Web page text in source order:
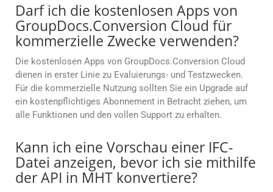
Darf ich die kostenlosen Apps von
GroupDocs.Conversion Cloud für
kommerzielle Zwecke verwenden?
Die kostenlosen Apps von GroupDocs.Conversion Cloud
dienen in erster Linie zu Evaluierungs- und Testzwecken.
Für die kommerzielle Nutzung sollten Sie ein Upgrade auf
ein kostenpflichtiges Abonnement in Betracht ziehen, um
alle Funktionen und den vollen Support zu erhalten.
Kann ich eine Vorschau einer IFC-
Datei anzeigen, bevor ich sie mithilfe
der API in MHT konvertiere?